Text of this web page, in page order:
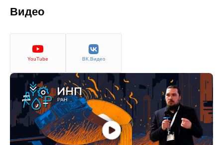
Противодействие коррупции
Научная жизнь
Издания
Проблемы прогнозирования
Видео
YouTube ВК.Видео